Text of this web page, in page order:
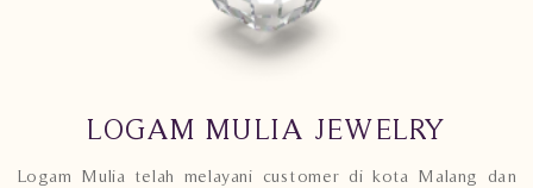
LOGAM MULIA JEWELRY
Logam Mulia telah melayani customer di kota Malang dan